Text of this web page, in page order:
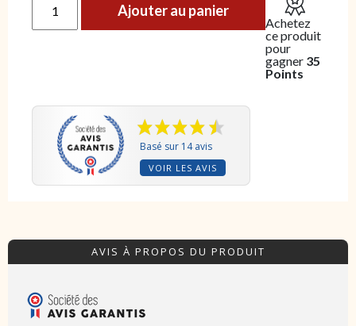
Ajouter au panier
Achetez
ce produit
pour
gagner 35
Points
Basé sur 14 avis
VOIR LES AVIS
AVIS À PROPOS DU PRODUIT